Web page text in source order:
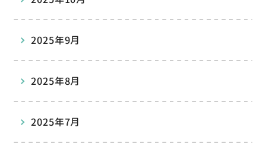
2025年9月
2025年8月
2025年7月